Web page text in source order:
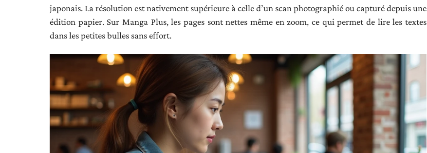
japonais. La résolution est nativement supérieure à celle d’un scan photographié ou capturé depuis une
édition papier. Sur Manga Plus, les pages sont nettes même en zoom, ce qui permet de lire les textes
dans les petites bulles sans effort.